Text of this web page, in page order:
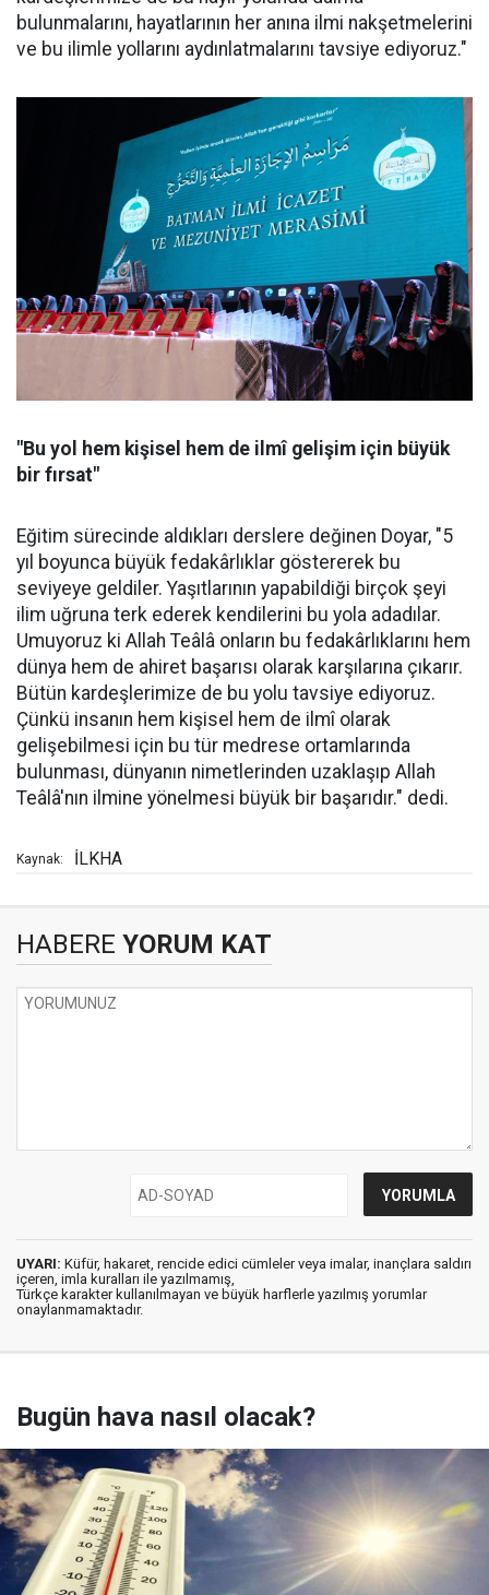
bulunmalarını, hayatlarının her anına ilmi nakşetmelerini
ve bu ilimle yollarını aydınlatmalarını tavsiye ediyoruz."
"Bu yol hem kişisel hem de ilmî gelişim için büyük
bir fırsat"
Eğitim sürecinde aldıkları derslere değinen Doyar, "5
yıl boyunca büyük fedakârlıklar göstererek bu
seviyeye geldiler. Yaşıtlarının yapabildiği birçok şeyi
ilim uğruna terk ederek kendilerini bu yola adadılar.
Umuyoruz ki Allah Teâlâ onların bu fedakârlıklarını hem
dünya hem de ahiret başarısı olarak karşılarına çıkarır.
Bütün kardeşlerimize de bu yolu tavsiye ediyoruz.
Çünkü insanın hem kişisel hem de ilmî olarak
gelişebilmesi için bu tür medrese ortamlarında
bulunması, dünyanın nimetlerinden uzaklaşıp Allah
Teâlâ'nın ilmine yönelmesi büyük bir başarıdır." dedi.
Kaynak: İLKHA
HABERE YORUM KAT
UYARI: Küfür, hakaret, rencide edici cümleler veya imalar, inançlara saldırı
içeren, imla kuralları ile yazılmamış,
Türkçe karakter kullanılmayan ve büyük harflerle yazılmış yorumlar
onaylanmamaktadır.
Bugün hava nasıl olacak?